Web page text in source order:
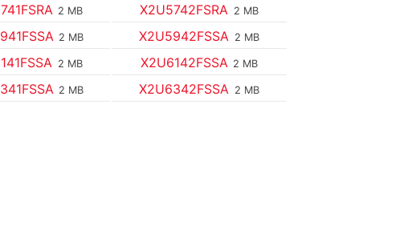
2 MB X2U5742FSRA 2 MB
2 MB X2U5942FSSA 2 MB
2 MB X2U6142FSSA 2 MB
2 MB X2U6342FSSA 2 MB